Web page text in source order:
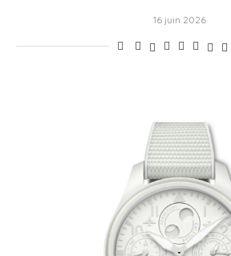
16 juin 2026